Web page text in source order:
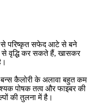
परिष्कृत सफेद आटे से बने
से वृद्धि कर सकते हैं, खासकर
कैलोरी के अलावा बहुत कम
पोषक तत्व और फाइबर की
की तुलना में है।